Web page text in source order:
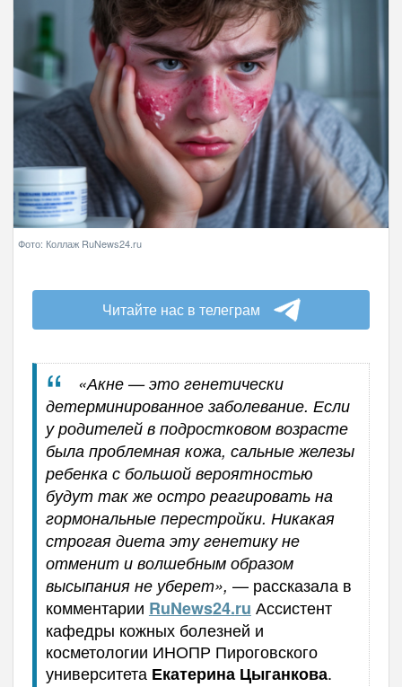
Фото: Коллаж RuNews24.ru
Читайте нас в телеграм
«Акне — это генетически
детерминированное заболевание. Если
у родителей в подростковом возрасте
была проблемная кожа, сальные железы
ребенка с большой вероятностью
будут так же остро реагировать на
гормональные перестройки. Никакая
строгая диета эту генетику не
отменит и волшебным образом
высыпания не уберет», — рассказала в
комментарии RuNews24.ru Ассистент
кафедры кожных болезней и
косметологии ИНОПР Пироговского
университета Екатерина Цыганкова.